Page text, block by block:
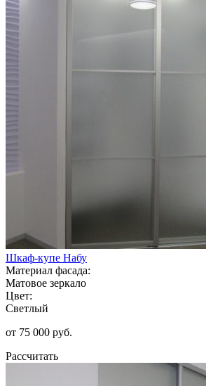
Шкаф-купе Набу
Материал фасада:
Матовое зеркало
Цвет:
Светлый
от 75 000 руб.
Рассчитать